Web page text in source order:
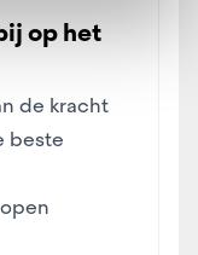
op het
de kracht
beste